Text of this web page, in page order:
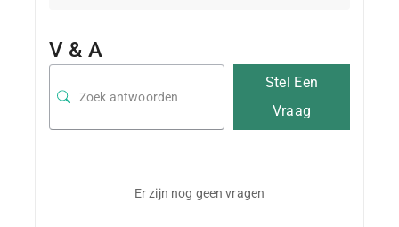
V & A
Stel Een
Vraag
Er zijn nog geen vragen